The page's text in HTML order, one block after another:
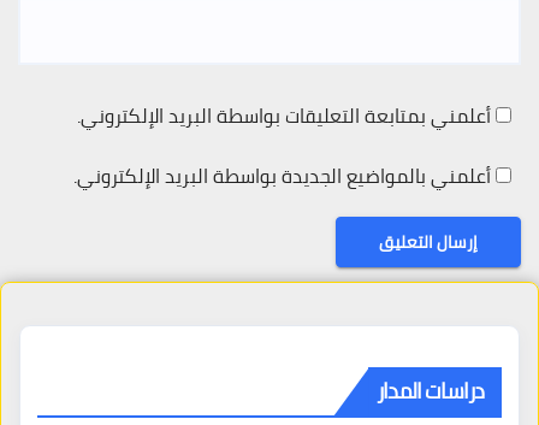
أعلمني بمتابعة التعليقات بواسطة البريد الإلكتروني.
أعلمني بالمواضيع الجديدة بواسطة البريد الإلكتروني.
دراسات المدار